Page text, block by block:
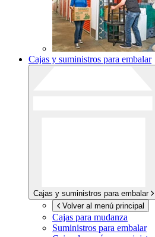
Cajas y suministros para embalar
Cajas y suministros para embalar
Volver al menú principal
Cajas para mudanza
Suministros para embalar